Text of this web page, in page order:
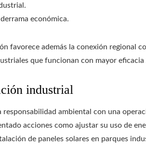
económica.
favorece además la conexión regional
que funcionan con mayor
industrial
ambiental con una
acciones como ajustar su uso de
de paneles solares en parques